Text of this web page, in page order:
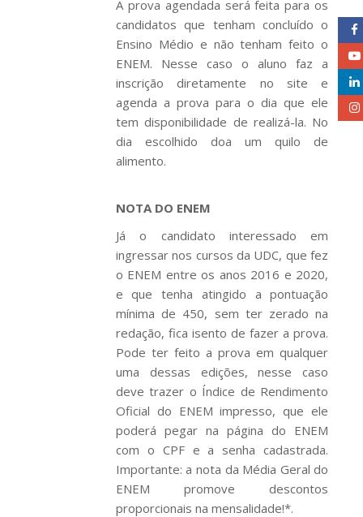
A prova agendada será feita para os
candidatos que tenham concluído o
Ensino Médio e não tenham feito o
ENEM. Nesse caso o aluno faz a
inscrição diretamente no site e
agenda a prova para o dia que ele
tem disponibilidade de realizá-la. No
dia escolhido doa um quilo de
alimento.
NOTA DO ENEM
Já o candidato interessado em
ingressar nos cursos da UDC, que fez
o ENEM entre os anos 2016 e 2020,
e que tenha atingido a pontuação
mínima de 450, sem ter zerado na
redação, fica isento de fazer a prova.
Pode ter feito a prova em qualquer
uma dessas edições, nesse caso
deve trazer o Índice de Rendimento
Oficial do ENEM impresso, que ele
poderá pegar na página do ENEM
com o CPF e a senha cadastrada.
Importante: a nota da Média Geral do
ENEM promove descontos
proporcionais na mensalidade!*.